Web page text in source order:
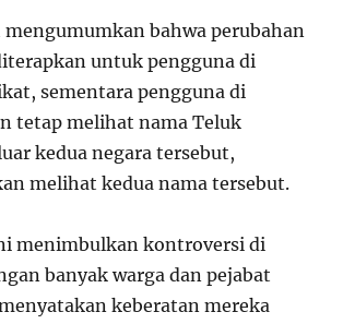
mengumumkan bahwa perubahan
untuk pengguna di
sementara pengguna di
tetap melihat nama Teluk
kedua negara tersebut,
melihat kedua nama tersebut.
menimbulkan kontroversi di
banyak warga dan pejabat
keberatan mereka